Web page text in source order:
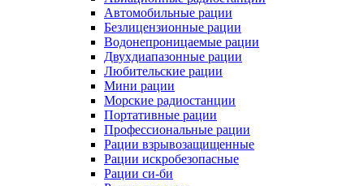
Автомобильные рации
Безлицензионные рации
Водонепроницаемые рации
Двухдиапазонные рации
Любительские рации
Мини рации
Морские радиостанции
Портативные рации
Профессиональные рации
Рации взрывозащищенные
Рации искробезопасные
Рации си-би